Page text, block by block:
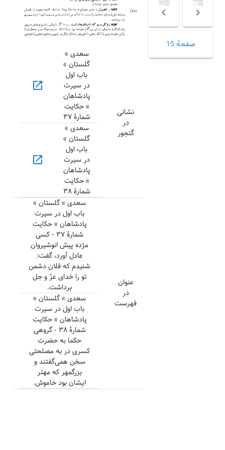
صفحهٔ 15
نشانی
در
گنجور
سعدی »
گلستان »
باب اول
در سیرت
پادشاهان
» حکایت
شمارهٔ ۳۷
open_in_new
سعدی »
گلستان »
باب اول
در سیرت
پادشاهان
» حکایت
شمارهٔ ۳۸
open_in_new
عنوان
در
فهرست
سعدی » گلستان »
باب اول در سیرت
پادشاهان » حکایت
شمارهٔ ۳۷ - کسی
مژده پیش انوشیروان
عادل آورد، گفت:
شنیدم که فلان دشمن
تو را خدای عزّ و جل
برداشت.
سعدی » گلستان »
باب اول در سیرت
پادشاهان » حکایت
شمارهٔ ۳۸ - گروهی
حکما به حضرت
کسری در به مصلحتی
سخن همی‌گفتند و
بزرگمهر که مهتر
ایشان بود خاموش.